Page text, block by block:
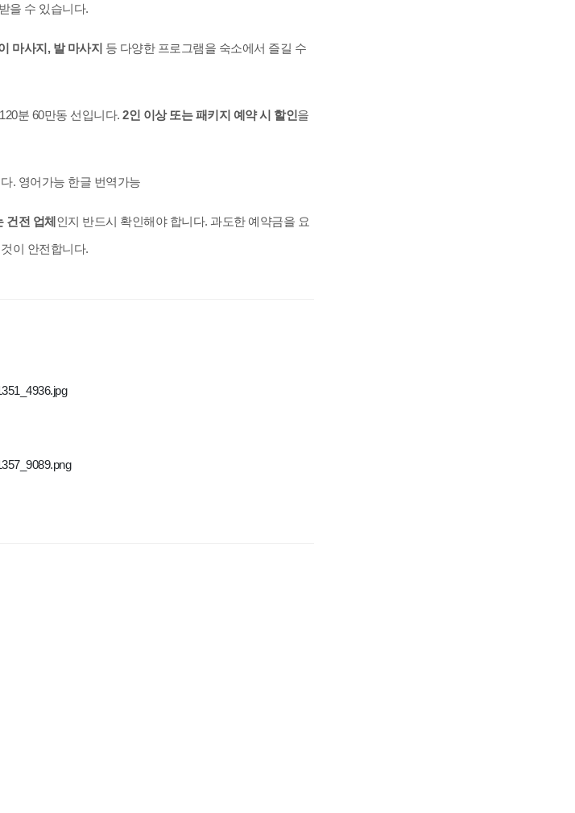
을 수 있습니다.
마사지, 발 마사지 등 다양한 프로그램을 숙소에서 즐길 수
분 60만동 선입니다. 2인 이상 또는 패키지 예약 시 할인을
. 영어가능 한글 번역가능
건전 업체 인지 반드시 확인해야 합니다. 과도한 예약금을 요
이 안전합니다.